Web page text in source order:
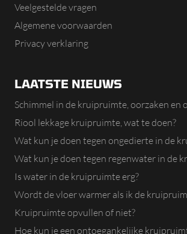
Veelgestelde vragen
Algemene voorwaarden
Privacy verklaring
LAATSTE NIEUWS
Schimmel in de kruipruimte, oorzaken en
Riool lekkage kruipruimte, wat te doen?
Wat kun je doen tegen ongedierte in de
Wat kun je doen tegen regenwater in de
Is water in de kruipruimte erg?
Wordt de vloer warmer als ik de
Kruipruimte opvullen of niet?
Hoe kun je een ontoegankelijke